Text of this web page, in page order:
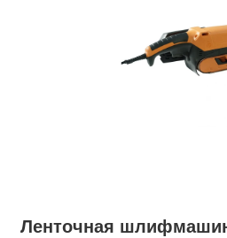
Ленточная